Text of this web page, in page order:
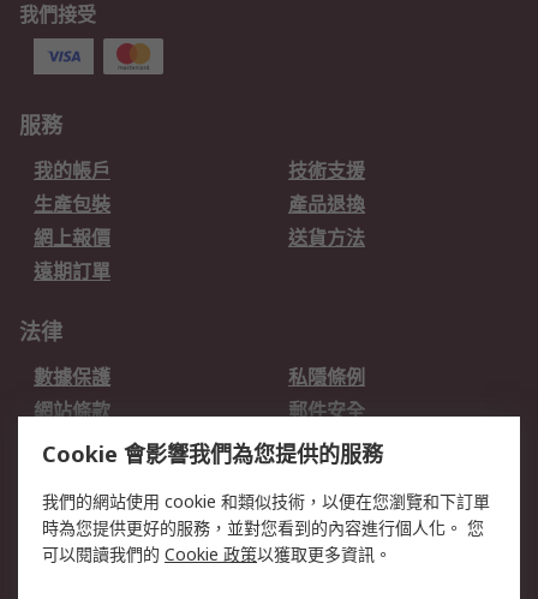
我們接受
服務
我的帳戶
技術支援
生產包裝
產品退換
網上報價
送貨方法
遠期訂單
法律
數據保護
私隱條例
網站條款
郵件安全
销售条款和条件
關於RS
RS的歷史
關於RS
Cookie 會影響我們為您提供的服務
我們的網站使用 cookie 和類似技術，以便在您瀏覽和下訂單
時為您提供更好的服務，並對您看到的內容進行個人化。 您
可以閱讀我們的 Cookie 政策以獲取更多資訊。